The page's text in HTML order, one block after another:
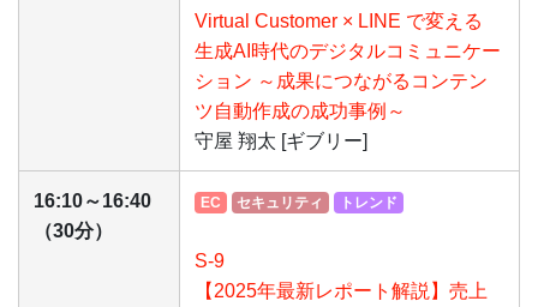
Virtual Customer × LINE で変える
生成AI時代のデジタルコミュニケー
ション ～成果につながるコンテン
ツ自動作成の成功事例～
守屋 翔太 [ギブリー]
16:10～16:40
（30分）
EC セキュリティ トレンド
S-9
【2025年最新レポート解説】売上